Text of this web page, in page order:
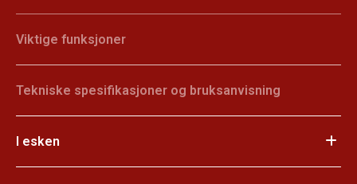
Viktige funksjoner
Tekniske spesifikasjoner og bruksanvisning
I esken